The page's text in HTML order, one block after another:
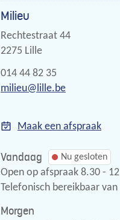
Milieu
Adres
Rechtestraat 44
,2275 Lille
Tel.
014 44 82 35
E-
milieu@lille.be
Maak een afspraak
Vandaag Nu gesloten
Open op afspraak 8.30 - 12
Telefonisch bereikbaar van
Morgen